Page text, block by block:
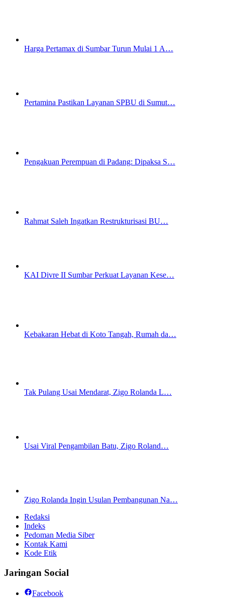
Harga Pertamax di Sumbar Turun Mulai 1 A…
Pertamina Pastikan Layanan SPBU di Sumut…
Pengakuan Perempuan di Padang: Dipaksa S…
Rahmat Saleh Ingatkan Restrukturisasi BU…
KAI Divre II Sumbar Perkuat Layanan Kese…
Kebakaran Hebat di Koto Tangah, Rumah da…
Tak Pulang Usai Mendarat, Zigo Rolanda L…
Usai Viral Pengambilan Batu, Zigo Roland…
Zigo Rolanda Ingin Usulan Pembangunan Na…
Redaksi
Indeks
Pedoman Media Siber
Kontak Kami
Kode Etik
Jaringan Social
Facebook